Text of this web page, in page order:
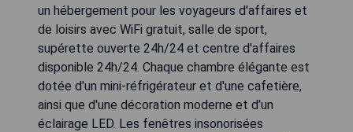
un hébergement pour les voyageurs d'affaires et
de loisirs avec WiFi gratuit, salle de sport,
supérette ouverte 24h/24 et centre d'affaires
disponible 24h/24. Chaque chambre élégante est
dotée d'un mini-réfrigérateur et d'une cafetière,
ainsi que d'une décoration moderne et d'un
éclairage LED. Les fenêtres insonorisées